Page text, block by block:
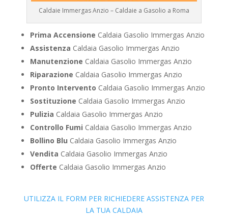
Caldaie Immergas Anzio – Caldaie a Gasolio a Roma
Prima Accensione Caldaia Gasolio Immergas Anzio
Assistenza Caldaia Gasolio Immergas Anzio
Manutenzione Caldaia Gasolio Immergas Anzio
Riparazione Caldaia Gasolio Immergas Anzio
Pronto Intervento Caldaia Gasolio Immergas Anzio
Sostituzione Caldaia Gasolio Immergas Anzio
Pulizia Caldaia Gasolio Immergas Anzio
Controllo Fumi Caldaia Gasolio Immergas Anzio
Bollino Blu Caldaia Gasolio Immergas Anzio
Vendita Caldaia Gasolio Immergas Anzio
Offerte Caldaia Gasolio Immergas Anzio
UTILIZZA IL FORM PER RICHIEDERE ASSISTENZA PER
LA TUA CALDAIA